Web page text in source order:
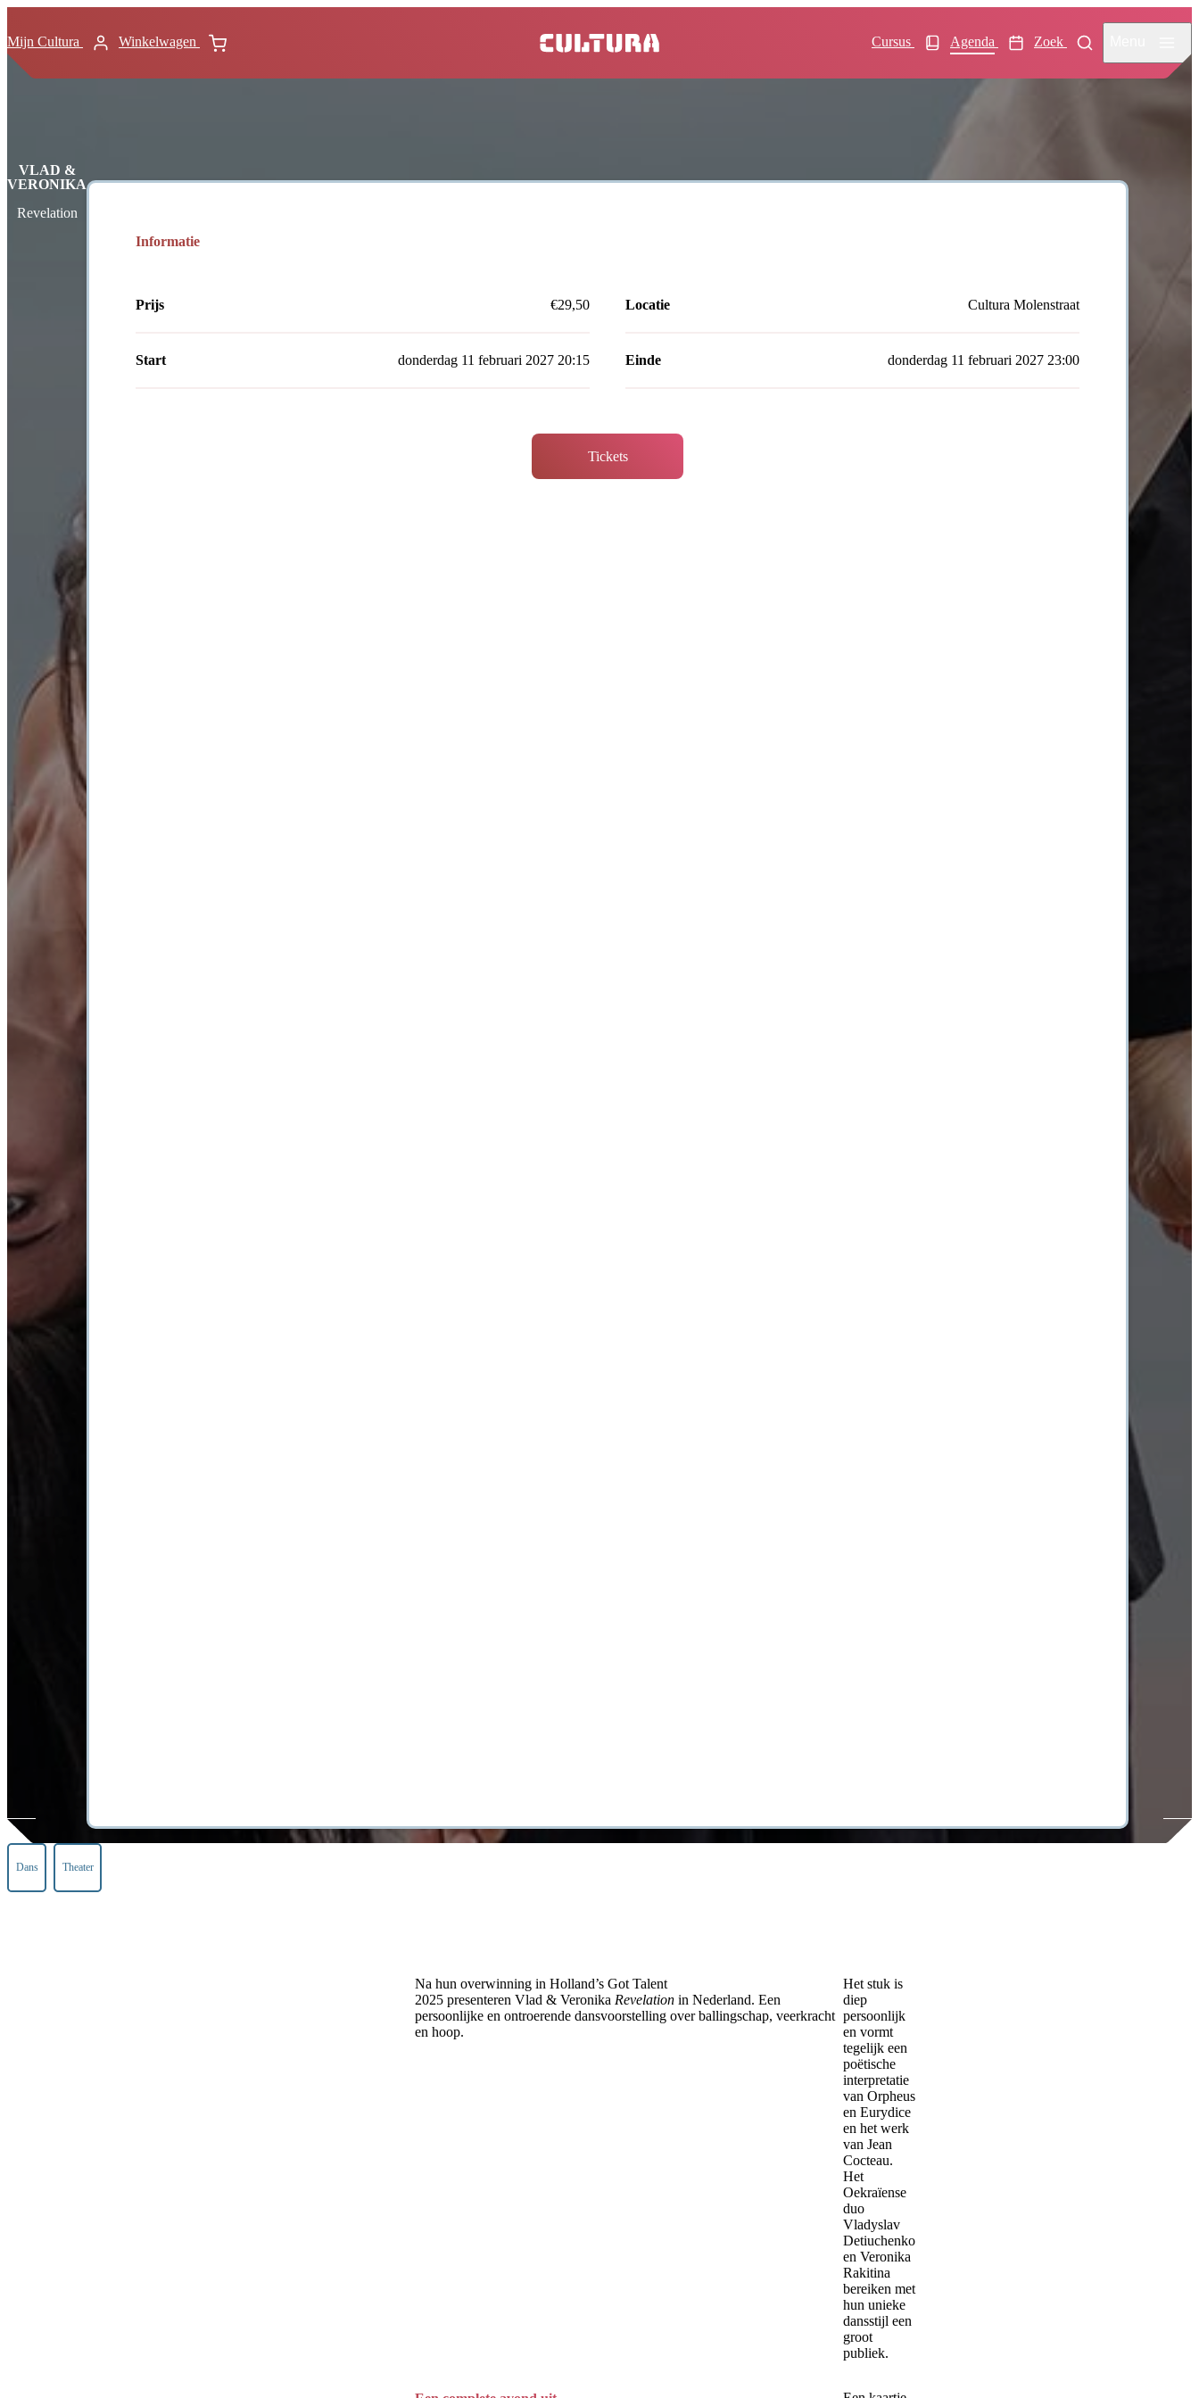
Mijn Cultura Winkelwagen Cursus Agenda Zoek
home
VLAD &
VERONIKA
Revelation
Informatie
Prijs €29,50 Locatie Cultura Molenstraat
Start donderdag 11 februari 2027 20:15 Einde donderdag 11 februari 2027 23:00
Tickets
Dans Theater
Na hun overwinning in Holland’s Got Talent
2025 presenteren Vlad & Veronika Revelation in Nederland. Een
persoonlijke en ontroerende dansvoorstelling over ballingschap, veerkracht
en hoop.
Het stuk is
diep
persoonlijk
en vormt
tegelijk een
poëtische
interpretatie
van Orpheus
en Eurydice
en het werk
van Jean
Cocteau.
Het
Oekraïense
duo
Vladyslav
Detiuchenko
en Veronika
Rakitina
bereiken met
hun unieke
dansstijl een
groot
publiek.